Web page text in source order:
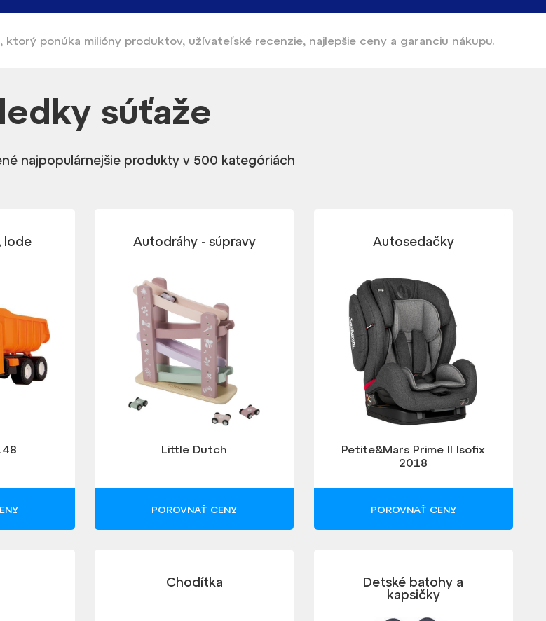
ktorý ponúka milióny produktov, užívateľské recenzie, najlepšie ceny a garanciu nákupu.
súťaže
najpopulárnejšie produkty v 500 kategóriách
lode Autodráhy - súpravy
Little Dutch
POROVNAŤ CENY
Autosedačky
Petite&Mars Prime II Isofix
2018
POROVNAŤ CENY
Chodítka
Detské batohy a
kapsičky